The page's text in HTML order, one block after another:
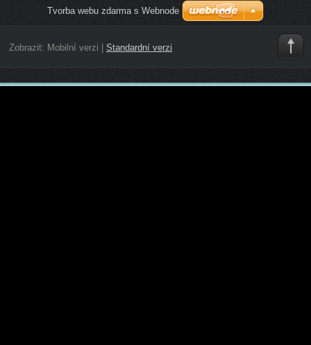
Tvorba webu zdarma s Webnode
Zobrazit: Mobilní verzi Standardní verzi